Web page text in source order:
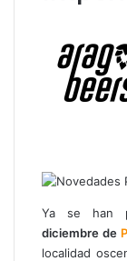
correo
electrónico
Ya se han
diciembre de
localidad